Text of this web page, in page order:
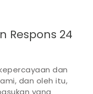
Respons 24
dan
dan oleh itu,